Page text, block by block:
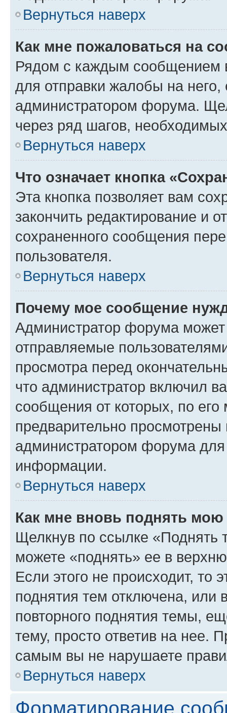
Вернуться наверх
Как мне пожаловаться на
Рядом с каждым сообщением
для отправки жалобы на
администратором форума.
через ряд шагов,
Вернуться наверх
Что означает кнопка
Эта кнопка позволяет вам
закончить редактирование и
сохраненного сообщения
пользователя.
Вернуться наверх
Почему мое сообщение
Администратор форума
отправляемые
просмотра перед
что администратор включил
сообщения от которых, по
предварительно
администратором форума
информации.
Вернуться наверх
Как мне вновь поднять мою
Щелкнув по ссылке «Поднять
можете «поднять» ее в
Если этого не происходит, то
поднятия тем отключена, или
повторного поднятия темы,
тему, просто ответив на нее.
самым вы не нарушаете
Вернуться наверх
Форматирование